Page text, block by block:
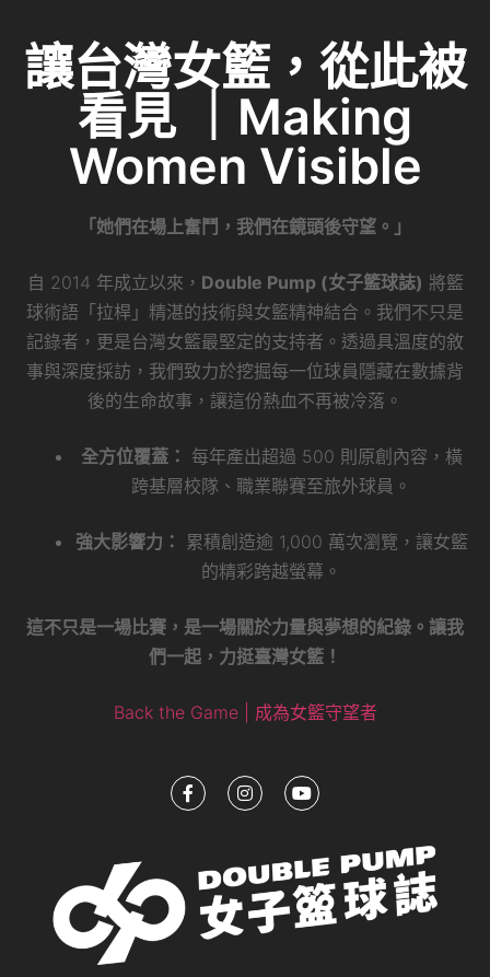
讓台灣女籃，從此被
看見 ｜Making
Women Visible
「她們在場上奮鬥，我們在鏡頭後守望。」
自 2014 年成立以來， Double Pump (女子籃球誌) 將籃
球術語「拉桿」精湛的技術與女籃精神結合。我們不只是
記錄者，更是台灣女籃最堅定的支持者。透過具溫度的敘
事與深度採訪，我們致力於挖掘每一位球員隱藏在數據背
後的生命故事，讓這份熱血不再被冷落。
全方位覆蓋： 每年產出超過 500 則原創內容，橫
跨基層校隊、職業聯賽至旅外球員。
強大影響力：
累積創造逾 1,000 萬次瀏覽，讓女籃
的精彩跨越螢幕。
這不只是一場比賽，是一場關於力量與夢想的紀錄。讓我
們一起，力挺臺灣女籃！
Back the Game | 成為女籃守望者